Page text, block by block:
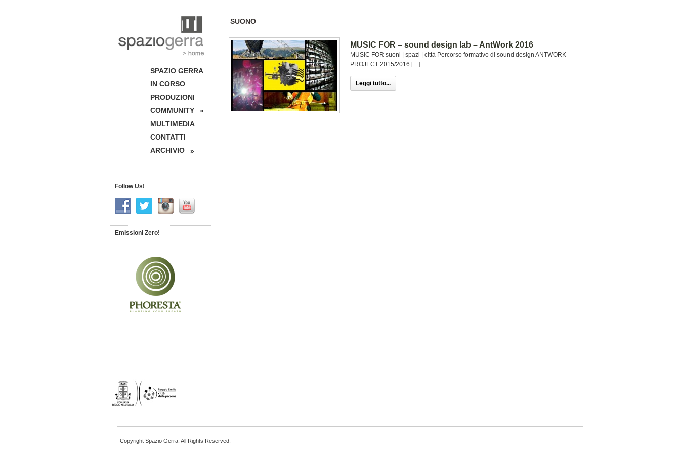
SUONO
MUSIC FOR – sound design lab – AntWork 2016
MUSIC FOR suoni | spazi | città Percorso formativo di sound design ANTWORK
PROJECT 2015/2016 […]
Leggi tutto...
SPAZIO GERRA
IN CORSO
PRODUZIONI
COMMUNITY
»
MULTIMEDIA
CONTATTI
ARCHIVIO
»
Follow Us!
Emissioni Zero!
Copyright Spazio Gerra. All Rights Reserved.